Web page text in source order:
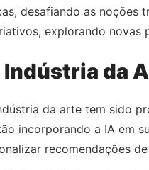
desafiando as noções
explorando
Indústria da
da arte tem sido
incorporando a IA em
recomendações